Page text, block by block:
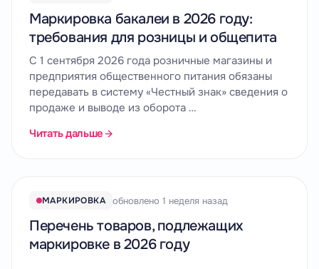
Маркировка бакалеи в 2026 году:
требования для розницы и общепита
С 1 сентября 2026 года розничные магазины и
предприятия общественного питания обязаны
передавать в систему «Честный знак» сведения о
продаже и выводе из оборота …
Читать дальше
МАРКИРОВКА обновлено 1 неделя назад
Перечень товаров, подлежащих
маркировке в 2026 году